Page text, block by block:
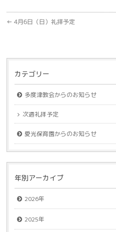
← 4月6日（日）礼拝予定
カテゴリー
多度津教会からのお知らせ
次週礼拝予定
愛光保育園からのお知らせ
年別アーカイブ
2026年
2025年